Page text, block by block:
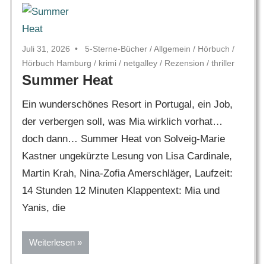
Juli 31, 2026 5-Sterne-Bücher /Allgemein / Hörbuch /
Hörbuch Hamburg / krimi / netgalley / Rezension / thriller
Summer Heat
Ein wunderschönes Resort in Portugal, ein Job,
der verbergen soll, was Mia wirklich vorhat…
doch dann… Summer Heat von Solveig-Marie
Kastner ungekürzte Lesung von Lisa Cardinale,
Martin Krah, Nina-Zofia Amerschläger, Laufzeit:
14 Stunden 12 Minuten Klappentext: Mia und
Yanis, die
Weiterlesen